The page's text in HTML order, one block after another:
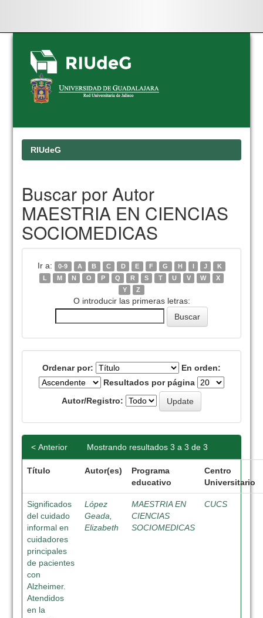
Skip
navigation
RIUdeG
Buscar por Autor
MAESTRIA EN CIENCIAS
SOCIOMEDICAS
Ir a: 0-9 A B C D E F G H I J
K
L
M N O P Q R S T U V W
X
Y
Z
O introducir las primeras letras:
Ordenar por:
En orden:
Resultados por página
Autor/Registro:
Mostrando resultados 3 a 3 de 3
< Anterior
Título Autor(es)
Programa
educativo
Centro
Universitario
Significados
del cuidado
informal en
cuidadores
principales
de pacientes
con
Alzheimer.
Atendidos
en la
López
Geada,
Elizabeth
MAESTRIA EN
CIENCIAS
SOCIOMEDICAS
CUCS